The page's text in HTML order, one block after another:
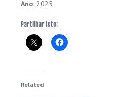
Ano: 2025
Partilhar isto:
Related